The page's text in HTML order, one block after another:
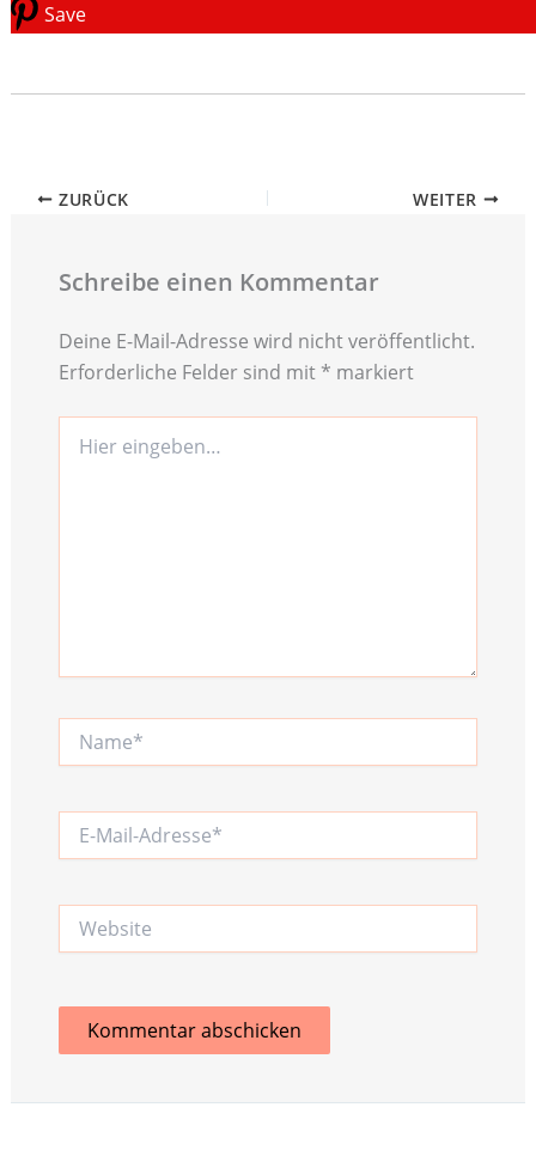
Save
ZURÜCK WEITER
Schreibe einen Kommentar
Deine E-Mail-Adresse wird nicht veröffentlicht.
Erforderliche Felder sind mit * markiert
eingeben…
Mail-